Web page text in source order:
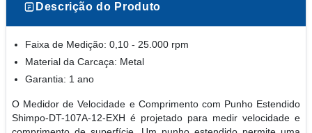
Descrição do Produto
Faixa de Medição: 0,10 - 25.000 rpm
Material da Carcaça: Metal
Garantia: 1 ano
O Medidor de Velocidade e Comprimento com Punho Estendido
Shimpo-DT-107A-12-EXH é projetado para medir velocidade e